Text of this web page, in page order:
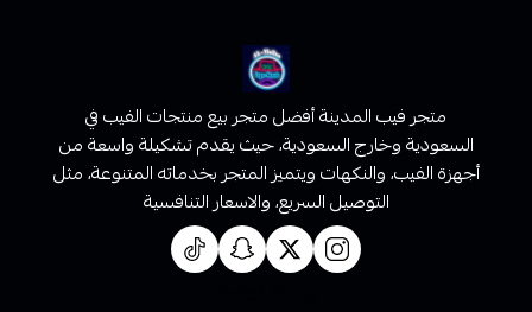
متجر فيب المدينة أفضل متجر بيع منتجات الفيب في
السعودية وخارج السعودية، حيث يقدم تشكيلة واسعة من
أجهزة الفيب، والنكهات ويتميز المتجر بخدماته المتنوعة، مثل
التوصيل السريع، والاسعار التنافسية